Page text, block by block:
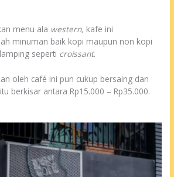
menu ala western, kafe ini
minuman baik kopi maupun non kopi
seperti croissant.
oleh café ini pun cukup bersaing dan
berkisar antara Rp15.000 – Rp35.000.